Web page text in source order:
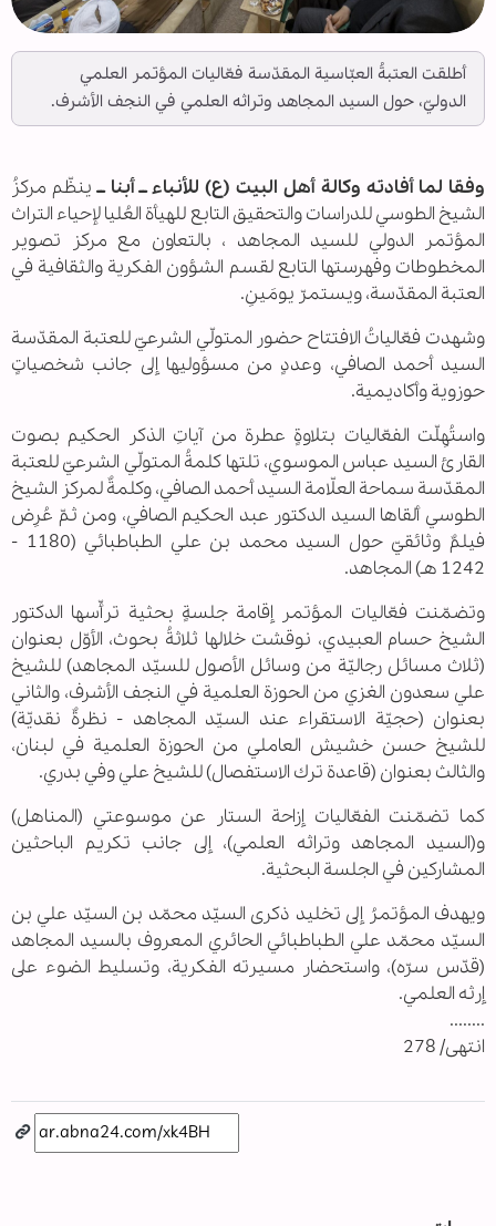
أطلقت العتبةُ العبّاسية المقدّسة فعّاليات المؤتمر العلمي
الدوليّ، حول السيد المجاهد وتراثه العلمي في النجف الأشرف.
وفقا لما أفادته وكالة أهل البيت (ع) للأنباء ــ أبنا ــينظّم مركزُ
الشيخ الطوسي للدراسات والتحقيق التابع للهيأة العُليا لإحياء التراث
المؤتمر الدولي للسيد المجاهد ، بالتعاون مع مركز تصوير
المخطوطات وفهرستها التابع لقسم الشؤون الفكرية والثقافية في
العتبة المقدّسة، ويستمرّ يومَينِ.
وشهدت فعّالياتُ الافتتاح حضور المتولّي الشرعيّ للعتبة المقدّسة
السيد أحمد الصافي، وعددٍ من مسؤوليها إلى جانب شخصياتٍ
حوزوية وأكاديمية.
واستُهِلّت الفعّاليات بتلاوةٍ عطرة من آياتِ الذكر الحكيم بصوت
القارئ السيد عباس الموسوي، تلتها كلمةُ المتولّي الشرعيّ للعتبة
المقدّسة سماحة العلّامة السيد أحمد الصافي، وكلمةٌ لمركز الشيخ
الطوسي ألقاها السيد الدكتور عبد الحكيم الصافي، ومن ثمّ عُرِض
فيلمٌ وثائقيّ حول السيد محمد بن علي الطباطبائي (1180 -
1242 هـ) المجاهد.
وتضمّنت فعّاليات المؤتمر إقامة جلسةٍ بحثية ترأّسها الدكتور
الشيخ حسام العبيدي، نوقشت خلالها ثلاثةُ بحوث، الأوّل بعنوان
(ثلاث مسائل رجاليّة من وسائل الأصول للسيّد المجاهد) للشيخ
علي سعدون الغزي من الحوزة العلمية في النجف الأشرف، والثاني
بعنوان (حجيّة الاستقراء عند السيّد المجاهد - نظرةٌ نقديّة)
للشيخ حسن خشيش العاملي من الحوزة العلمية في لبنان،
والثالث بعنوان (قاعدة ترك الاستفصال) للشيخ علي وفي بدري.
كما تضمّنت الفعّاليات إزاحة الستار عن موسوعتي (المناهل)
و(السيد المجاهد وتراثه العلمي)، إلى جانب تكريم الباحثين
المشاركين في الجلسة البحثية.
ويهدف المؤتمرُ إلى تخليد ذكرى السيّد محمّد بن السيّد علي بن
السيّد محمّد علي الطباطبائي الحائري المعروف بالسيد المجاهد
(قدّس سرّه)، واستحضار مسيرته الفكرية، وتسليط الضوء على
إرثه العلمي.
........
انتهى/ 278